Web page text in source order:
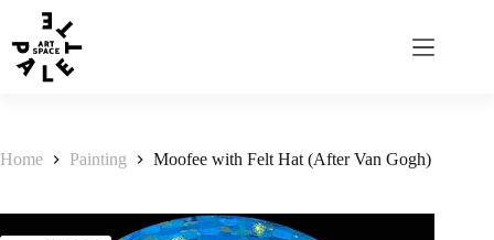
Home Painting Moofee with Felt Hat (After Van Gogh)